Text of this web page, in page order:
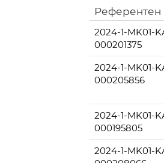
Референтен
2024-1-MK01-
000201375
2024-1-MK01-
000205856
2024-1-MK01-
000195805
2024-1-MK01-